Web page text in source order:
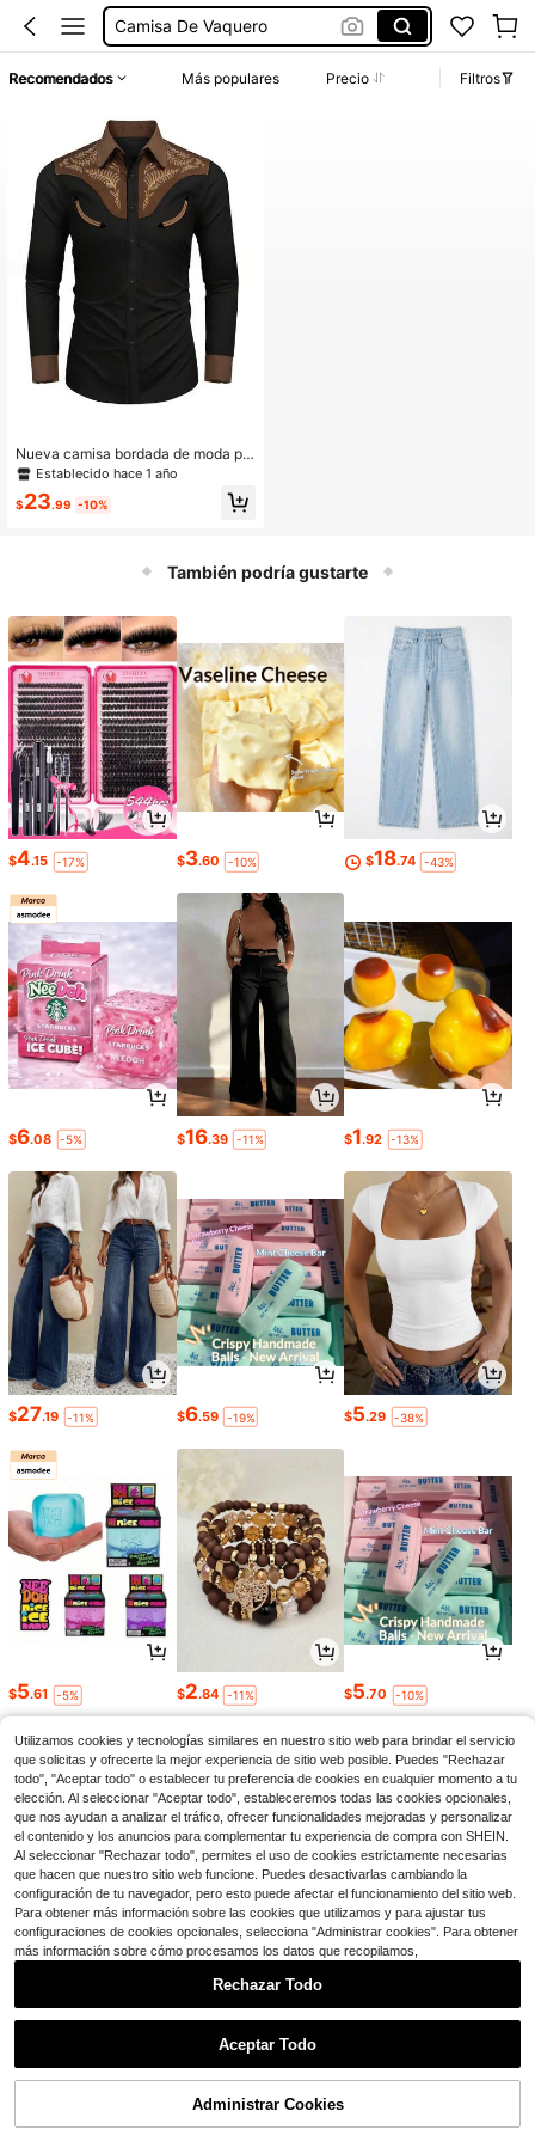
Camisa De Vaquero
Camisa Cowboy Hombre
Camisa Vaquera Hombre
Recomendados Más populares Precio Filtros
Nueva camisa bordada de moda pa
ra hombres, estilo occidental ameri
camisa de ajuste holgado de manga
Establecido hace 1 año
$23.99 -10%
1
También podría gustarte
$4.15 -17% $3.60 -10% $18.74 -43%
$6.08 -5% $16.39 -11% $1.92 -13%
$27.19 -11% $6.59 -19% $5.29 -38%
$5.61 -5% $2.84 -11% $5.70 -10%
Volver al principio
Utilizamos cookies y tecnologías similares en nuestro sitio web para brindar el servicio
que solicitas y ofrecerte la mejor experiencia de sitio web posible. Puedes "Rechazar
todo", "Aceptar todo" o establecer tu preferencia de cookies en cualquier momento a tu
elección. Al seleccionar "Aceptar todo", estableceremos todas las cookies opcionales,
que nos ayudan a analizar el tráfico, ofrecer funcionalidades mejoradas y personalizar
el contenido y los anuncios para complementar tu experiencia de compra con SHEIN.
Al seleccionar "Rechazar todo", permites el uso de cookies estrictamente necesarias
que hacen que nuestro sitio web funcione. Puedes desactivarlas cambiando la
configuración de tu navegador, pero esto puede afectar el funcionamiento del sitio web.
Para obtener más información sobre las cookies que utilizamos y para ajustar tus
configuraciones de cookies opcionales, selecciona "Administrar cookies". Para obtener
más información sobre cómo procesamos los datos que recopilamos,
Rechazar Todo
Aceptar Todo
Administrar Cookies